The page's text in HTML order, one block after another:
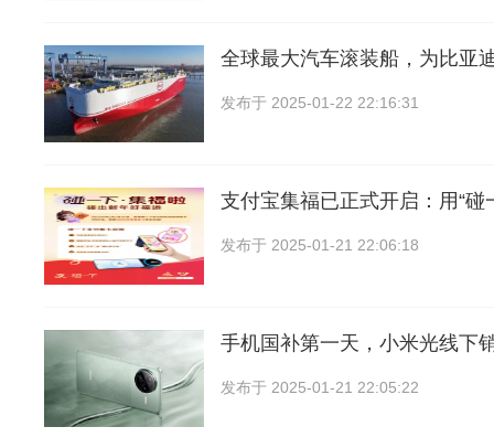
全球最大汽车滚装船，为比亚
发布于 2025-01-22 22:16:31
支付宝集福已正式开启：用“碰
发布于 2025-01-21 22:06:18
手机国补第一天，小米光线下
发布于 2025-01-21 22:05:22